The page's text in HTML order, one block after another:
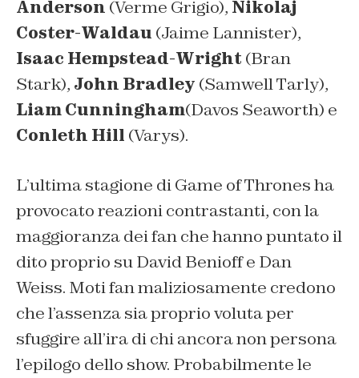
Anderson (Verme Grigio), Nikolaj
Coster-Waldau (Jaime Lannister),
Isaac Hempstead-Wright (Bran
Stark), John Bradley (Samwell Tarly),
Liam Cunningham(Davos Seaworth) e
Conleth Hill (Varys).
L’ultima stagione di Game of Thrones ha
provocato reazioni contrastanti, con la
maggioranza dei fan che hanno puntato il
dito proprio su David Benioff e Dan
Weiss. Moti fan maliziosamente credono
che l’assenza sia proprio voluta per
sfuggire all’ira di chi ancora non persona
l’epilogo dello show. Probabilmente le